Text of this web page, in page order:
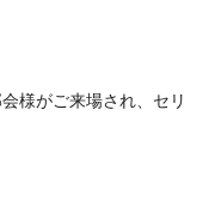
様がご来場され、セリ